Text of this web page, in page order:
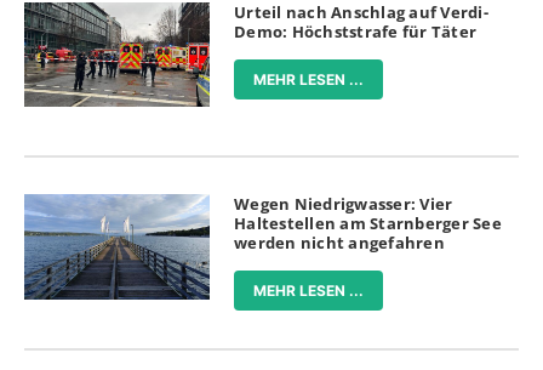
Urteil nach Anschlag auf Verdi-
Demo: Höchststrafe für Täter
MEHR LESEN ...
Wegen Niedrigwasser: Vier
Haltestellen am Starnberger See
werden nicht angefahren
MEHR LESEN ...